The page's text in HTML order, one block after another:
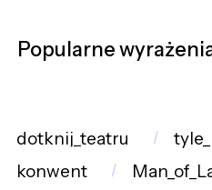
Popularne
dotknij_teatru
konwent